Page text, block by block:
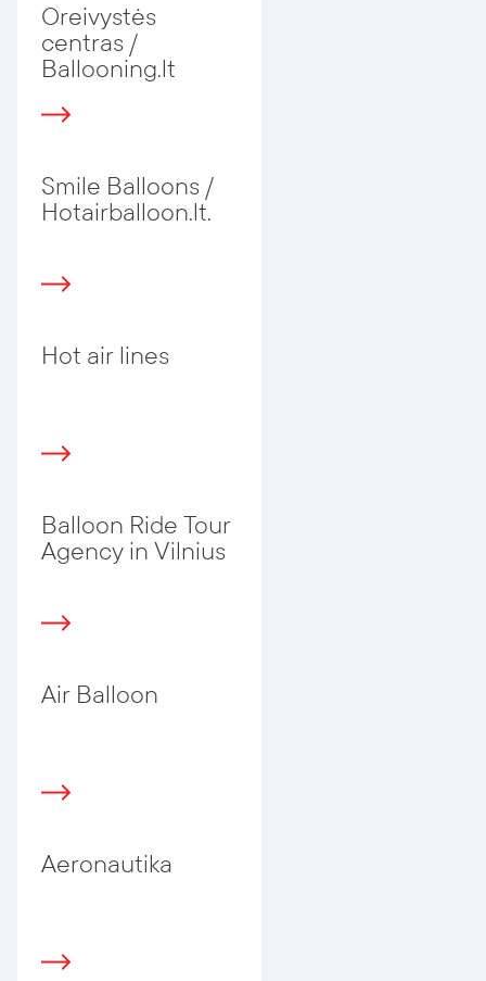
Oreivystės
centras /
Ballooning.lt
Smile Balloons /
Hotairballoon.lt.
Hot air lines
Balloon Ride Tour
Agency in Vilnius
Air Balloon
Aeronautika